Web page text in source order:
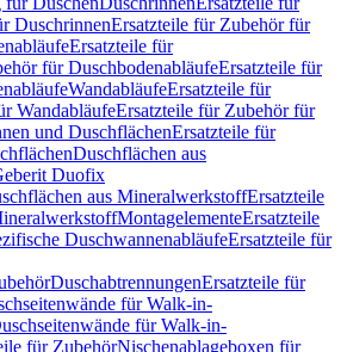
DuschrinnenErsatzteile für Zubehör für
Ersatzteile für
für DuschbodenabläufeErsatzteile für
WandabläufeErsatzteile für
WandabläufeErsatzteile für Zubehör für
und DuschflächenErsatzteile für
Duschflächen aus
Duofix
aus MineralwerkstoffErsatzteile
MontagelementeErsatzteile
DuschwannenabläufeErsatzteile für
DuschabtrennungenErsatzteile für
für Walk-in-
für Walk-in-
für ZubehörNischenablageboxen für